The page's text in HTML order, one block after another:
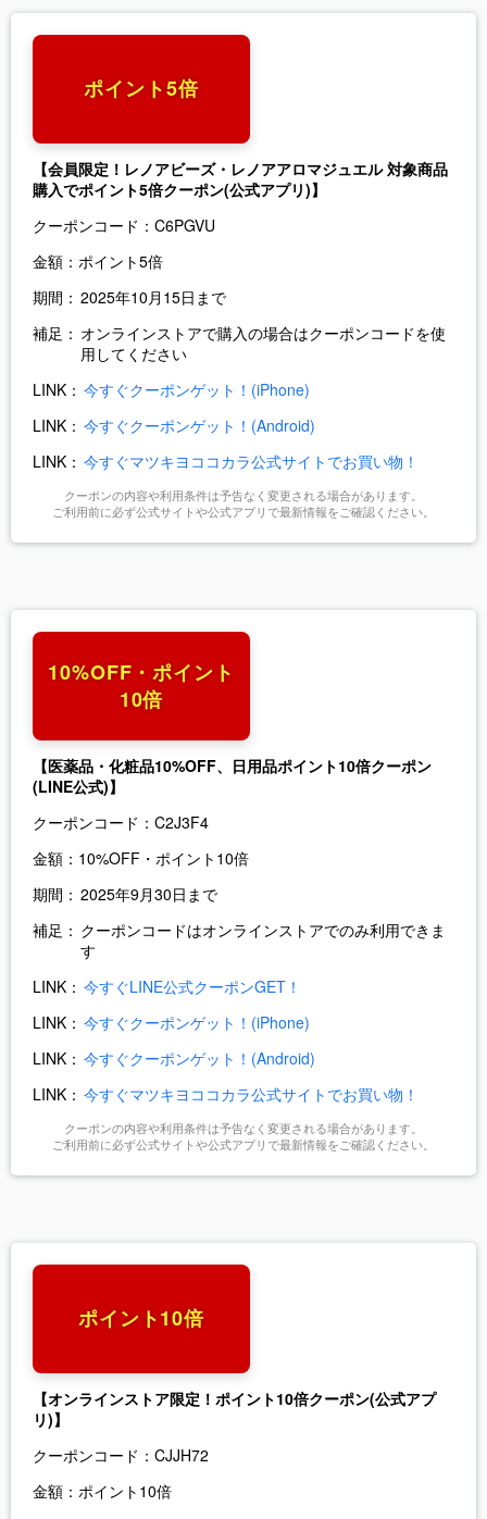
ポイント5倍
【会員限定！レノアビーズ・レノアアロマジュエル 対象商品
購入でポイント5倍クーポン(公式アプリ)】
クーポンコード： C6PGVU
金額： ポイント5倍
期間： 2025年10月15日まで
補足： オンラインストアで購入の場合はクーポンコードを使
用してください
LINK： 今すぐクーポンゲット！(iPhone)
LINK： 今すぐクーポンゲット！(Android)
LINK： 今すぐマツキヨココカラ公式サイトでお買い物！
クーポンの内容や利用条件は予告なく変更される場合があります。
ご利用前に必ず公式サイトや公式アプリで最新情報をご確認ください。
10%OFF・ポイント
10倍
【医薬品・化粧品10%OFF、日用品ポイント10倍クーポン
(LINE公式)】
クーポンコード： C2J3F4
金額： 10%OFF・ポイント10倍
期間： 2025年9月30日まで
補足： クーポンコードはオンラインストアでのみ利用できま
す
LINK： 今すぐLINE公式クーポンGET！
LINK： 今すぐクーポンゲット！(iPhone)
LINK： 今すぐクーポンゲット！(Android)
LINK： 今すぐマツキヨココカラ公式サイトでお買い物！
クーポンの内容や利用条件は予告なく変更される場合があります。
ご利用前に必ず公式サイトや公式アプリで最新情報をご確認ください。
ポイント10倍
【オンラインストア限定！ポイント10倍クーポン(公式アプ
リ)】
クーポンコード： CJJH72
金額： ポイント10倍